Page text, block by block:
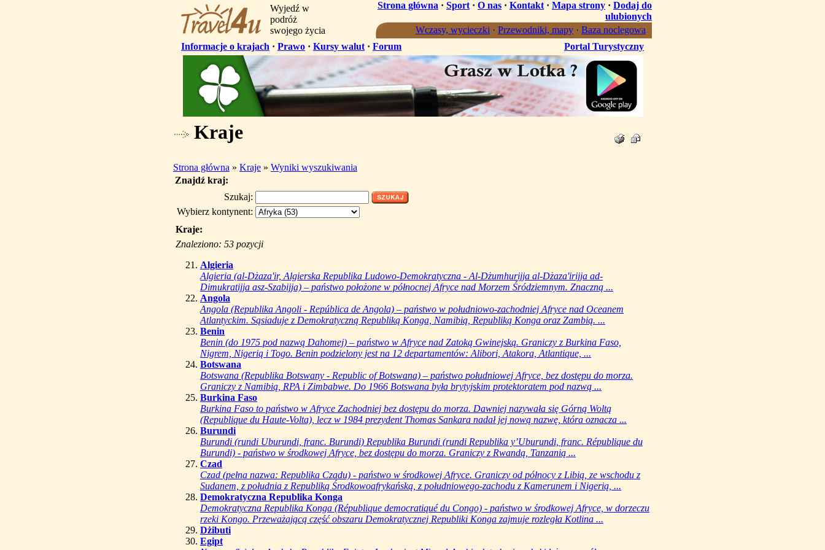
Wyjedź w
podróż
swojego życia
Strona główna · Sport · O nas · Kontakt · Mapa strony · Dodaj do
ulubionych
Wczasy, wycieczki · Przewodniki, mapy · Baza noclegowa
Informacje o krajach · Prawo · Kursy walut · Forum Portal Turystyczny
Kraje
Strona główna » Kraje » Wyniki wyszukiwania
Znajdź kraj:
Szukaj:
Wybierz kontynent:
Kraje:
Znaleziono: 53 pozycji
Algieria
Algieria (al-Dżaza'ir, Algierska Republika Ludowo-Demokratyczna - Al-Dżumhurijja al-Dżaza'irijja ad-
Dimukratijja asz-Szabijja) – państwo położone w północnej Afryce nad Morzem Śródziemnym. Znaczną ...
Angola
Angola (Republika Angoli - República de Angola) – państwo w południowo-zachodniej Afryce nad Oceanem
Atlantyckim. Sąsiaduje z Demokratyczną Republiką Konga, Namibią, Republiką Konga oraz Zambią. ...
Benin
Benin (do 1975 pod nazwą Dahomej) – państwo w Afryce nad Zatoką Gwinejską. Graniczy z Burkina Faso,
Nigrem, Nigerią i Togo. Benin podzielony jest na 12 departamentów: Alibori, Atakora, Atlantique, ...
Botswana
Botswana (Republika Botswany - Republic of Botswana) – państwo południowej Afryce, bez dostępu do morza.
Graniczy z Namibią, RPA i Zimbabwe. Do 1966 Botswana była brytyjskim protektoratem pod nazwą ...
Burkina Faso
Burkina Faso to państwo w Afryce Zachodniej bez dostępu do morza. Dawniej nazywała się Górną Woltą
(Republique du Haute-Volta), lecz w 1984 prezydent Thomas Sankara nadał jej nową nazwę, która oznacza ...
Burundi
Burundi (rundi Uburundi, franc. Burundi) Republika Burundi (rundi Republika y’Uburundi, franc. République du
Burundi) - państwo w środkowej Afryce, bez dostępu do morza. Graniczy z Rwandą, Tanzanią ...
Czad
Czad (pełna nazwa: Republika Czadu) - państwo w środkowej Afryce. Graniczy od północy z Libią, ze wschodu z
Sudanem, z południa z Republiką Środkowoafrykańską, z południowego-zachodu z Kamerunem i Nigerią, ...
Demokratyczna Republika Konga
Demokratyczna Republika Konga (République democratiqué du Congo) - państwo w środkowej Afryce, w dorzeczu
rzeki Kongo. Przeważającą część obszaru Demokratycznej Republiki Konga zajmuje rozległa Kotlina ...
Dżibuti
Egipt